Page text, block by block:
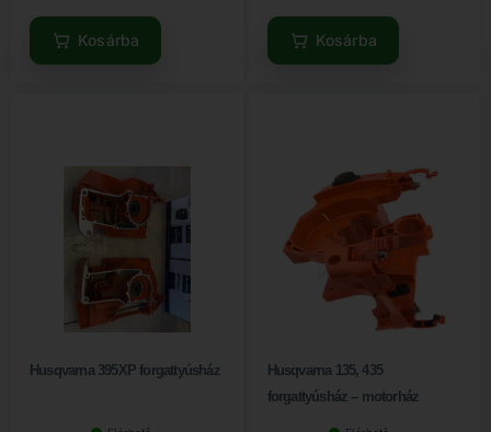
Kosárba Kosárba
Husqvarna 395XP forgattyúsház
Husqvarna 135, 435
forgattyúsház – motorház